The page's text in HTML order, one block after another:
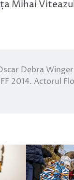
Mihai
Debra
2014. Actorul